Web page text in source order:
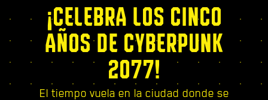
¡CELEBRA LOS CINCO
AÑOS DE CYBERPUNK
2077!
El tiempo vuela en la ciudad donde se